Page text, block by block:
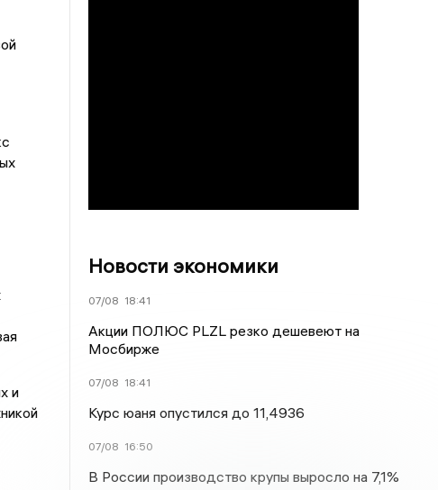
и
Новости экономики
07/08 18:41
Акции ПОЛЮС PLZL резко дешевеют на
Мосбирже
07/08 18:41
Курс юаня опустился до 11,4936
07/08 16:50
В России производство крупы выросло на 7,1%